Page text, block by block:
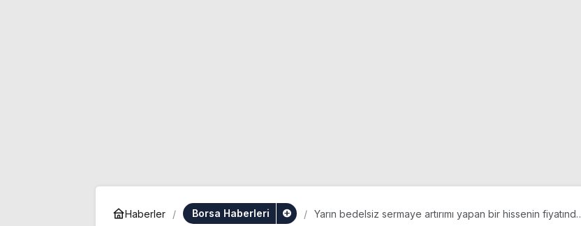
Haberler Borsa Haberleri
Yarın bedelsiz sermaye artırımı yapan bir hissenin fiyatında